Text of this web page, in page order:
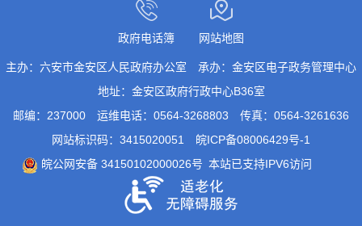
政府电话簿 网站地图
主办：六安市金安区人民政府办公室
承办：金安区电子政务管理中心
地址：金安区政府行政中心B36室
邮编：237000
运维电话：0564-3268803
传真：0564-3261636
网站标识码：3415020051
皖ICP备08006429号-1
皖公网安备 34150102000026号 本站已支持IPV6访问